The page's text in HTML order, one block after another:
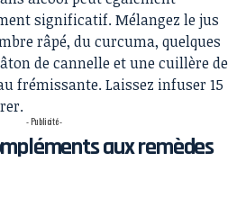
significatif. Mélangez le jus
râpé, du curcuma, quelques
de cannelle et une cuillère de
frémissante. Laissez infuser 15
- Publicité -
aux remèdes